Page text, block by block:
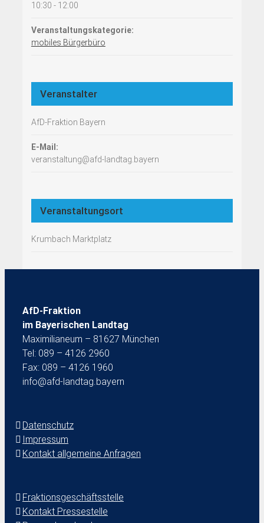
10:30 - 12:00
Veranstaltungskategorie:
mobiles Bürgerbüro
Veranstalter
AfD-Fraktion Bayern
E-Mail:
veranstaltung@afd-landtag.bayern
Veranstaltungsort
Krumbach Marktplatz
AfD-Fraktion
im Bayerischen Landtag
Maximilianeum – 81627 München
Tel: 089 – 4126 2960
Fax: 089 – 4126 1960
info@afd-landtag.bayern
Datenschutz
Impressum
Kontakt allgemeine Anfragen
Fraktionsgeschäftsstelle
Kontakt Pressestelle